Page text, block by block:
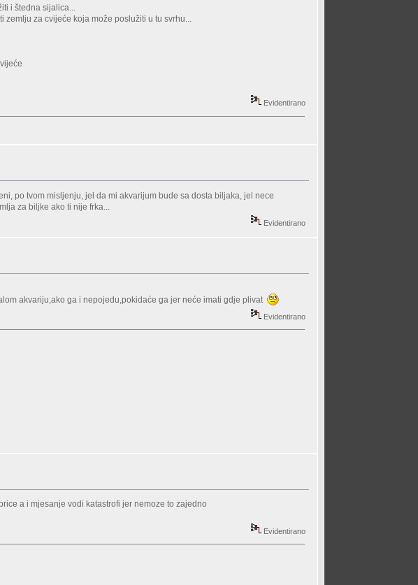
i štedna sijalica...
za cvijeće koja može poslužiti u tu svrhu...
Evidentirano
po tvom misljenju, jel da mi akvarijum bude sa dosta biljaka, jel nece
za biljke ako ti nije frka...
Evidentirano
akvariju,ako ga i nepojedu,pokidaće ga jer neće imati gdje plivat
Evidentirano
a i mjesanje vodi katastrofi jer nemoze to zajedno
Evidentirano